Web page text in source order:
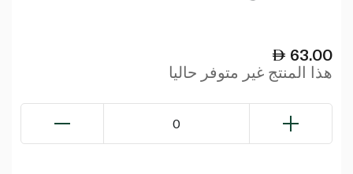
63.00
هذا المنتج غير متوفر حاليا
0